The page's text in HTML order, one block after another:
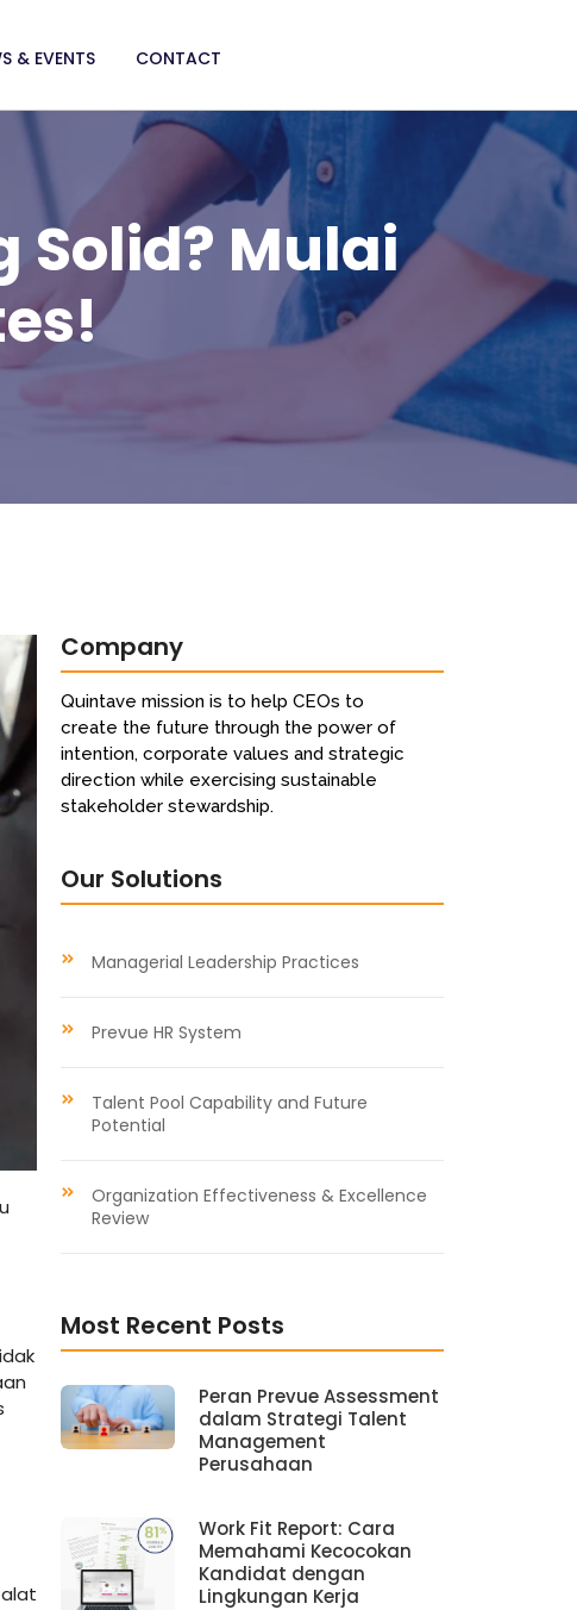
& EVENTS CONTACT
Solid? Mulai
Company
Quintave mission is to help CEOs to
create the future through the power of
intention, corporate values and strategic
direction while exercising sustainable
stakeholder stewardship.
Our Solutions
Managerial Leadership Practices
Prevue HR System
Talent Pool Capability and Future
Potential
Organization Effectiveness & Excellence
Review
Most Recent Posts
Peran Prevue Assessment
dalam Strategi Talent
Management
Perusahaan
Work Fit Report: Cara
Memahami Kecocokan
Kandidat dengan
Lingkungan Kerja